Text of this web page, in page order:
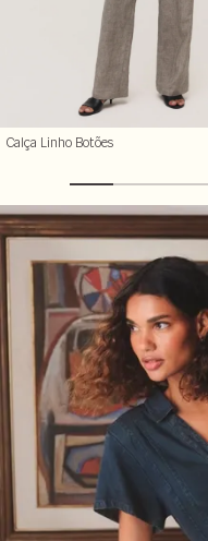
Calça Linho Botões